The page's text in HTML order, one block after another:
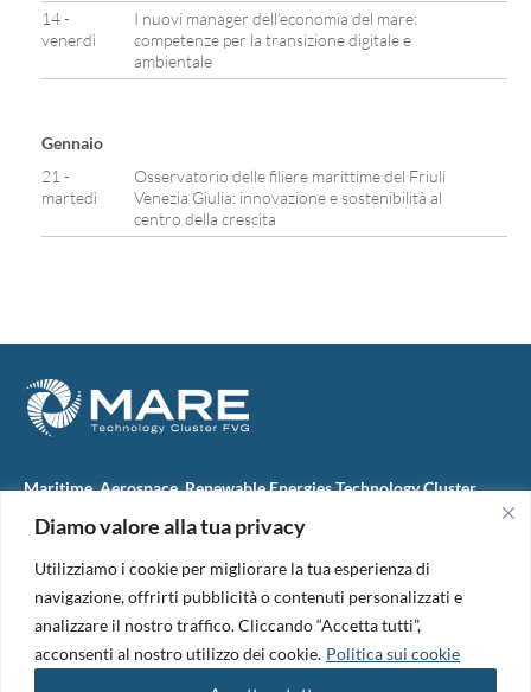
Diamo valore alla tua privacy
Utilizziamo i cookie per migliorare la tua esperienza di
navigazione, offrirti pubblicità o contenuti personalizzati e
analizzare il nostro traffico. Cliccando “Accetta tutti”,
acconsenti al nostro utilizzo dei cookie. Politica sui cookie
14 -
venerdì
I nuovi manager dell’economia del mare:
competenze per la transizione digitale e
ambientale
Gennaio
21 -
martedì
Osservatorio delle filiere marittime del Friuli
Venezia Giulia: innovazione e sostenibilità al
centro della crescita
Maritime, Aerospace, Renewable Energies Technology Cluster
M.A.R.E. TC FVG S.c.ar.l.
34074 Monfalcone (Italy)
tel. +39 0481 723440
Codice Fiscale e Partita Iva: 01138620313
PEC:marefvg@legalmail.it
Codice univoco per i pagamenti: M5UXCR1